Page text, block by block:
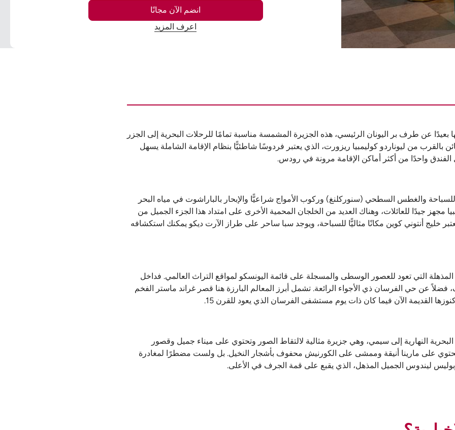
انضم الآن مجانًا
اعرف المزيد
عن طرف بر اليونان الرئيسي، هذه الجزيرة المشمسة مناسبة تمامًا للرحلات البحرية إلى الجزر
بالقرب من ليوناردو كوليمبيا ريزورت، الذي يعتبر فردوسًا شاطئيًّا بنظام الإقامة الشاملة يسهل
واحدًا من أكثر أماكن الإقامة مرونة في رودس.
والغطس السطحي (سنوركلنغ) وركوب الأمواج شراعيًّا والإبحار بالباراشوت في مياه البحر
مجهز جيدًا للعائلات، وهناك العديد من الخلجان المحمية الأخرى على امتداد هذا الجزء الجميل من
أنتوني كوين مكانًا مثاليًّا للسباحة، ويوجد سبا ساحر على طراز الآرت ديكو يمكنك استكشافه
التي تعود للعصور الوسطى والمسجلة على قائمة اليونسكو لمواقع التراث العالمي. فداخل
فضلاً عن حي الفرسان ذي الأجواء الرائعة. تشمل أبرز المعالم البارزة هنا قصر غراند ماستر الفخم
القديمة الآن فيما كان ذات يوم مستشفى الفرسان الذي يعود للقرن 15.
النهارية إلى سيمي، وهي جزيرة مثالية لالتقاط الصور وتحتوي على ميناء جميل وقصور
يحتوي على مارينا أنيقة وممشى على الكورنيش محفوف بأشجار النخيل. بل ولست مضطرًا لمغادرة
ليندوس الجميل المذهل، الذي يقبع على قمة الجرف في الأعلى.